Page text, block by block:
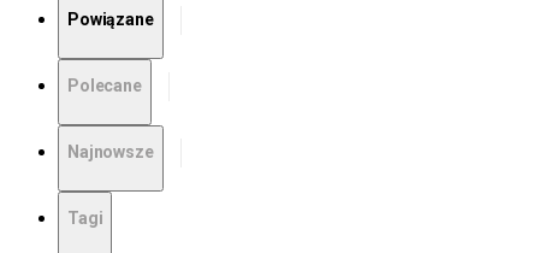
Powiązane
Polecane
Najnowsze
Tagi